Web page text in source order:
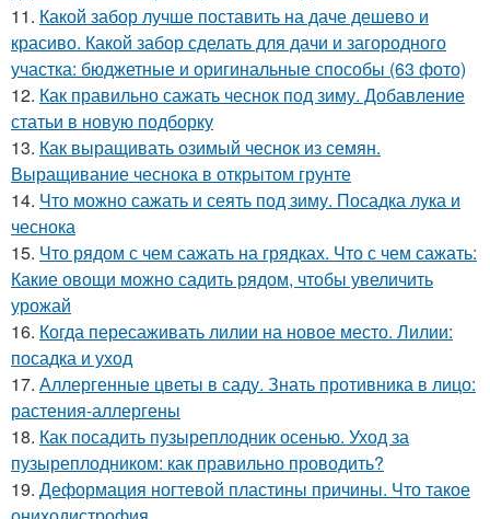
11. Какой забор лучше поставить на даче дешево и
красиво. Какой забор сделать для дачи и загородного
участка: бюджетные и оригинальные способы (63 фото)
12. Как правильно сажать чеснок под зиму. Добавление
статьи в новую подборку
13. Как выращивать озимый чеснок из семян.
Выращивание чеснока в открытом грунте
14. Что можно сажать и сеять под зиму. Посадка лука и
чеснока
15. Что рядом с чем сажать на грядках. Что с чем сажать:
Какие овощи можно садить рядом, чтобы увеличить
урожай
16. Когда пересаживать лилии на новое место. Лилии:
посадка и уход
17. Аллергенные цветы в саду. Знать противника в лицо:
растения-аллергены
18. Как посадить пузыреплодник осенью. Уход за
пузыреплодником: как правильно проводить?
19. Деформация ногтевой пластины причины. Что такое